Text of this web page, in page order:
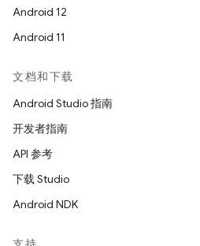
Android 12
Android 11
文档和下载
Android Studio 指南
开发者指南
API 参考
下载 Studio
Android NDK